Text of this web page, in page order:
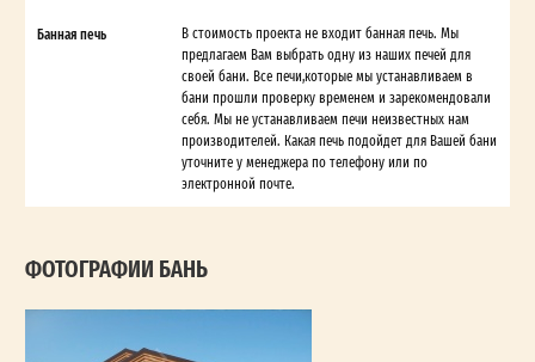
Банная печь
В стоимость проекта не входит банная печь. Мы
предлагаем Вам выбрать одну из наших печей для
своей бани. Все печи,которые мы устанавливаем в
бани прошли проверку временем и зарекомендовали
себя. Мы не устанавливаем печи неизвестных нам
производителей. Какая печь подойдет для Вашей бани
уточните у менеджера по телефону или по
электронной почте.
ФОТОГРАФИИ БАНЬ